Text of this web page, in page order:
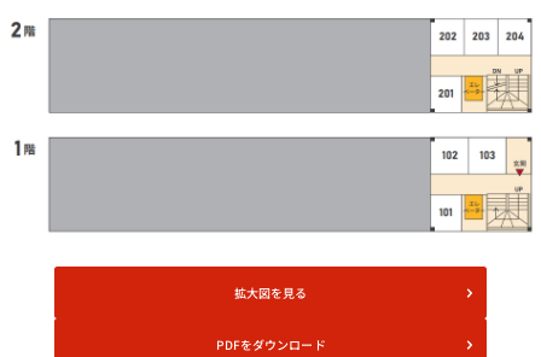
拡大図を見る
PDFをダウンロード